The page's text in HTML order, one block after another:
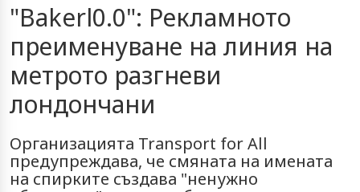
"Bakerl0.0": Рекламното
преименуване на линия на
метрото разгневи
лондончани
Организацията Transport for All
предупреждава, че смяната на имената
на спирките създава "ненужно